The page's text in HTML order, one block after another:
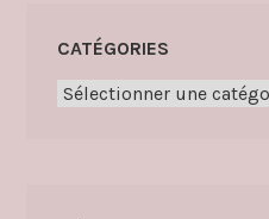
CATÉGORIES
Catégories